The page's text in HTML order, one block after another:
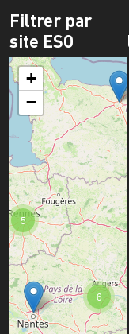
Filtrer par
site ESO
6
5
+
−